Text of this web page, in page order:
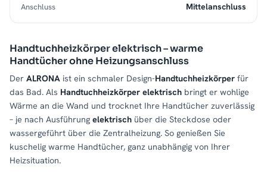
Handtuchheizkörper elektrisch – warme
Handtücher ohne Heizungsanschluss
Der ALRONA ist ein schmaler Design-Handtuchheizkörper für
das Bad. Als Handtuchheizkörper elektrisch bringt er wohlige
Wärme an die Wand und trocknet Ihre Handtücher zuverlässig
– je nach Ausführung elektrisch über die Steckdose oder
wassergeführt über die Zentralheizung. So genießen Sie
kuschelig warme Handtücher, ganz unabhängig von Ihrer
Heizsituation.
Anschluss Mittelanschluss